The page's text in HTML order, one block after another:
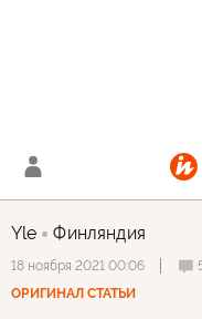
Yle Финляндия
18 ноября 2021 00:06
ОРИГИНАЛ СТАТЬИ